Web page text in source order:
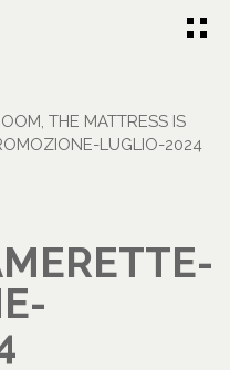
THE MATTRESS IS
LUGLIO-2024